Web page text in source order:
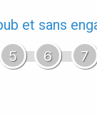
et sans
5 6 7